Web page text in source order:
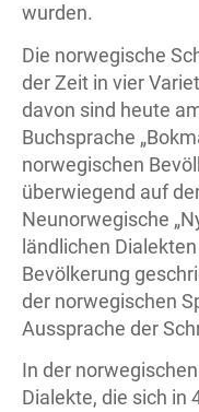
wurden.
Die norwegische
der Zeit in vier
davon sind heute
Buchsprache
norwegischen
überwiegend auf
Neunorwegische
ländlichen
Bevölkerung
der norwegischen
Aussprache der
In der
Dialekte, die sich in